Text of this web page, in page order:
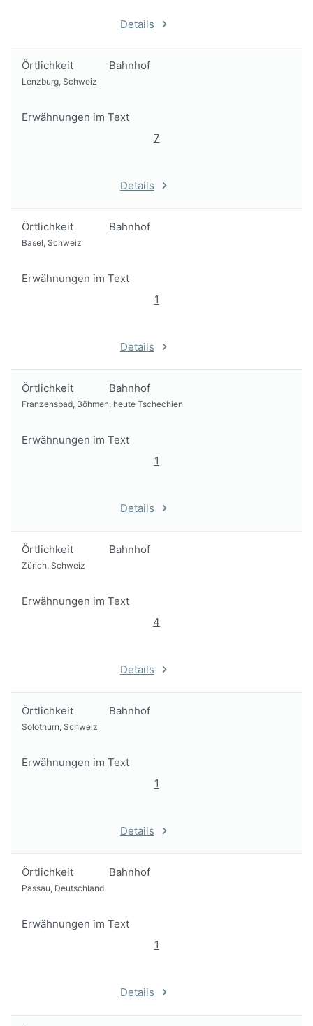
Details
Örtlichkeit Bahnhof
Lenzburg, Schweiz
Erwähnungen im Text
7
Details
Örtlichkeit Bahnhof
Basel, Schweiz
Erwähnungen im Text
1
Details
Örtlichkeit Bahnhof
Franzensbad, Böhmen, heute Tschechien
Erwähnungen im Text
1
Details
Örtlichkeit Bahnhof
Zürich, Schweiz
Erwähnungen im Text
4
Details
Örtlichkeit Bahnhof
Solothurn, Schweiz
Erwähnungen im Text
1
Details
Örtlichkeit Bahnhof
Passau, Deutschland
Erwähnungen im Text
1
Details